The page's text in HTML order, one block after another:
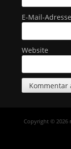
E-Mail-Adresse
Website
Copyright © 2026